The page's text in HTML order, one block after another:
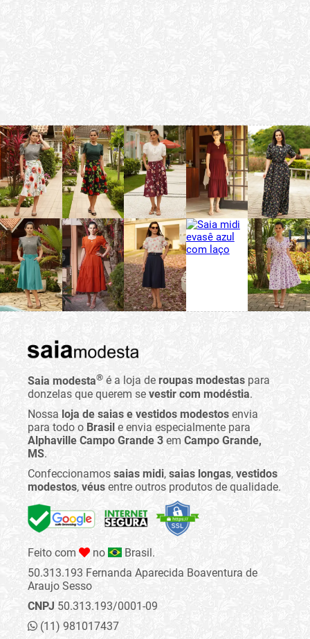
Saia modesta® é a loja de roupas modestas para
donzelas que querem se vestir com modéstia.
Nossa loja de saias e vestidos modestos envia
para todo o Brasil e envia especialmente para
Alphaville Campo Grande 3 em Campo Grande,
MS.
Confeccionamos saias midi, saias longas, vestidos
modestos, véus entre outros produtos de qualidade.
Feito com no
Brasil.
50.313.193 Fernanda Aparecida Boaventura de
Araujo Sesso
CNPJ 50.313.193/0001-09
(11) 981017437